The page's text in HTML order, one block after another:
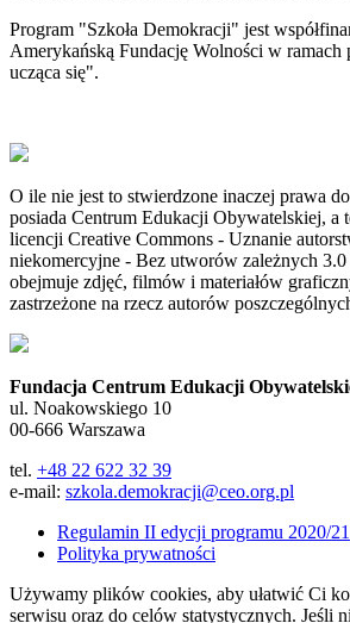
Program "Szkoła Demokracji" jest
Amerykańską Fundację Wolności w ramach
ucząca się".
O ile nie jest to stwierdzone inaczej prawa
posiada Centrum Edukacji Obywatelskiej, a
licencji Creative Commons - Uznanie
niekomercyjne - Bez utworów zależnych
obejmuje zdjęć, filmów i materiałów
zastrzeżone na rzecz autorów
Fundacja Centrum Edukacji
ul. Noakowskiego 10
00-666 Warszawa
tel. +48 22 622 32 39
e-mail: szkola.demokracji@ceo.org.pl
Regulamin II edycji programu 2020/21
Polityka prywatności
Używamy plików cookies, aby ułatwić Ci
serwisu oraz do celów statystycznych. Jeśli